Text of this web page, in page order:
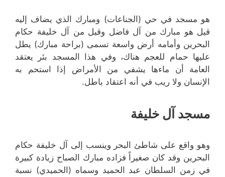
هو مسجد في حي (الجناعات) ومبارك الذي يضاف إليه
قيل هو مبارك من آل فاضل وقيل من آل خليفة حكام
البحرين وأمامه أرض واسعة تسمى (براحة مبارك) يطل
عليها حمام للعجم هناك، وفي هذا المسجد بئر يعتقد
العامة أن ماءها يشفي من الأمراض إذا استحم به
الإنسان ولا ريب في أنه اعتقاد باطل.
مسجد آل خليفة
وهو واقع على شاطئ البحر وينسب إلى آل خليفة حكام
البحرين وقد كان صغيراً فزاده مبارك الصباح زيادة كبيرة
في زمن السلطان عبد الحميد وسماه (الحميدي) نسبة